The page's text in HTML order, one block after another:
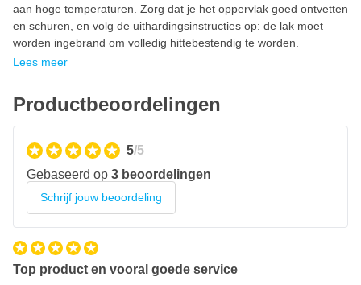
aan hoge temperaturen. Zorg dat je het oppervlak goed ontvetten
en schuren, en volg de uithardingsinstructies op: de lak moet
worden ingebrand om volledig hittebestendig te worden.
Lees meer
Productbeoordelingen
5/5
Gebaseerd op 3 beoordelingen
Schrijf jouw beoordeling
Top product en vooral goede service